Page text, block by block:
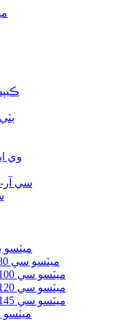
وي
سي آر-
ميٽسو
ميٽسو سي 80 سي 96 ايل ٽي 96
ميٽسو سي 100 سي 106 سي 110
ميٽسو سي 120 سي 125 سي 140
ميٽسو سي 145 سي 150 سي 160
ميٽسو سي